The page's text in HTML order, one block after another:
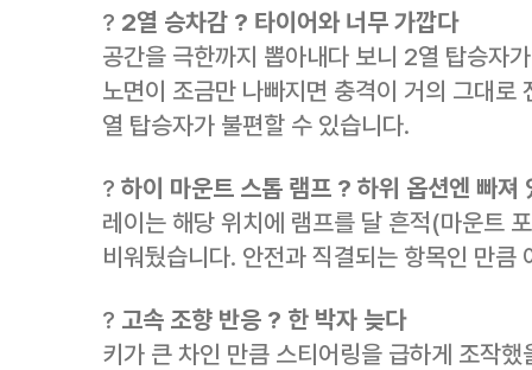
? 2열 승차감 ? 타이어와 너무 가깝다
공간을 극한까지 뽑아내다 보니 2열 탑승자
노면이 조금만 나빠지면 충격이 거의 그대로
열 탑승자가 불편할 수 있습니다.
? 하이 마운트 스톱 램프 ? 하위 옵션엔 빠져
레이는 해당 위치에 램프를 달 흔적(마운트
비워뒀습니다. 안전과 직결되는 항목인 만큼
? 고속 조향 반응 ? 한 박자 늦다
키가 큰 차인 만큼 스티어링을 급하게 조작